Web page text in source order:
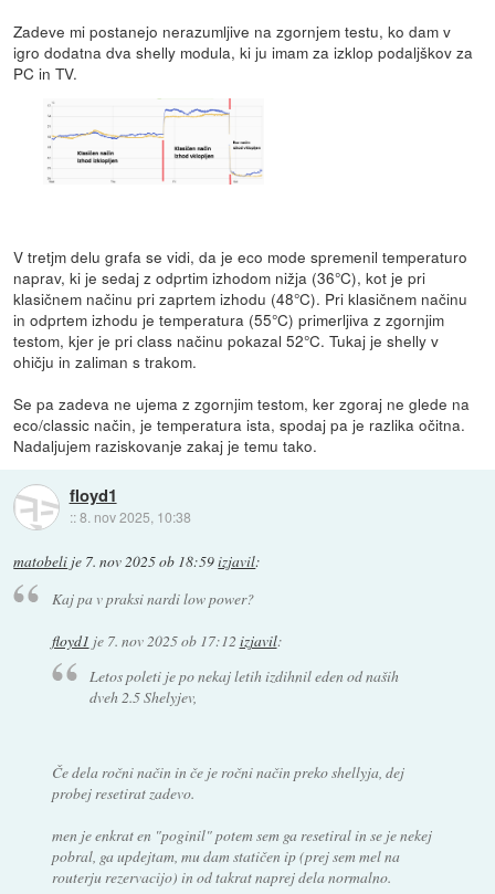
Zadeve mi postanejo nerazumljive na zgornjem testu, ko dam v
igro dodatna dva shelly modula, ki ju imam za izklop podaljškov za
PC in TV.
V tretjm delu grafa se vidi, da je eco mode spremenil temperaturo
naprav, ki je sedaj z odprtim izhodom nižja (36°C), kot je pri
klasičnem načinu pri zaprtem izhodu (48°C). Pri klasičnem načinu
in odprtem izhodu je temperatura (55°C) primerljiva z zgornjim
testom, kjer je pri class načinu pokazal 52°C. Tukaj je shelly v
ohičju in zaliman s trakom.
Se pa zadeva ne ujema z zgornjim testom, ker zgoraj ne glede na
eco/classic način, je temperatura ista, spodaj pa je razlika očitna.
Nadaljujem raziskovanje zakaj je temu tako.
floyd1
::8. nov 2025, 10:38
matobeli je 7. nov 2025 ob 18:59izjavil:
Kaj pa v praksi nardi low power?
floyd1 je 7. nov 2025 ob 17:12 izjavil:
Letos poleti je po nekaj letih izdihnil eden od naših
dveh 2.5 Shelyjev,
Če dela ročni način in če je ročni način preko shellyja, dej
probej resetirat zadevo.
men je enkrat en "poginil" potem sem ga resetiral in se je nekej
pobral, ga updejtam, mu dam statičen ip (prej sem mel na
routerju rezervacijo) in od takrat naprej dela normalno.